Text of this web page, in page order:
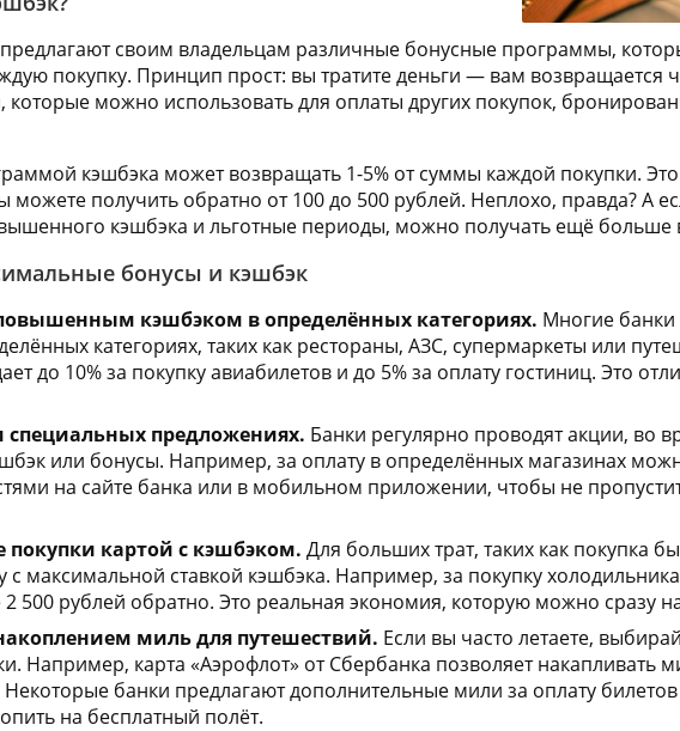
своим владельцам различные бонусные программы,
покупку. Принцип прост: вы тратите деньги — вам возвращается
можно использовать для оплаты других покупок,
кэшбэка может возвращать 1-5% от суммы каждой покупки. Это
можете получить обратно от 100 до 500 рублей. Неплохо, правда? А
кэшбэка и льготные периоды, можно получать ещё больше
бонусы и кэшбэк
кэшбэком в определённых категориях. Многие
категориях, таких как рестораны, АЗС, супермаркеты или
до 10% за покупку авиабилетов и до 5% за оплату гостиниц. Это
специальных предложениях. Банки регулярно проводят акции, во
или бонусы. Например, за оплату в определённых магазинах
на сайте банка или в мобильном приложении, чтобы не
картой с кэшбэком. Для больших трат, таких как покупка
с максимальной ставкой кэшбэка. Например, за покупку
500 рублей обратно. Это реальная экономия, которую можно сразу
миль для путешествий. Если вы часто летаете,
Например, карта «Аэрофлот» от Сбербанка позволяет накапливать
банки предлагают дополнительные мили за оплату
на бесплатный полёт.